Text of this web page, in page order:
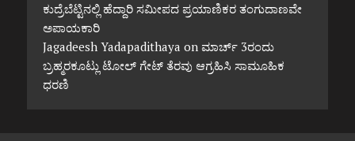
ಕುದ್ರೆಬೆಟ್ಟಿನಲ್ಲಿ ಹೆದ್ದಾರಿ ಸಮೀಪದ ಪ್ರಯಾಣಿಕರ ತಂಗುದಾಣವೇ
ಅಪಾಯಕಾರಿ
Jagadeesh Yadapadithaya on ಮಾರ್ಚ್ 3ರಂದು
ಬ್ರಹ್ಮರಕೂಟ್ಲು ಟೋಲ್ ಗೇಟ್ ತೆರವು ಆಗ್ರಹಿಸಿ ಸಾಮೂಹಿಕ
ಧರಣಿ